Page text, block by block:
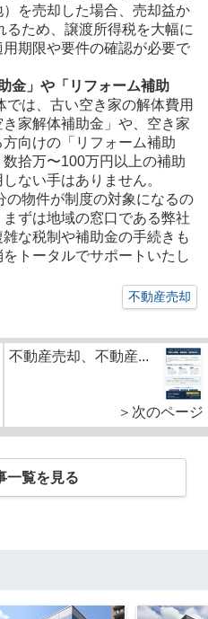
を売却した場合、売却益か
るため、譲渡所得税を大幅に
期限や要件の確認が必要で
金」や「リフォーム補助
では、古い空き家の解体費用
家解体補助金」や、空き家
向けの「リフォーム補助
拾万〜100万円以上の補助
ない手はありません。
の物件が制度の対象になるの
ずは地域の窓口である弊社
な税制や補助金の手続きも
トータルでサポートいたし
不動産売却
不動産売却、不動産...
＞次のページ
一覧を見る